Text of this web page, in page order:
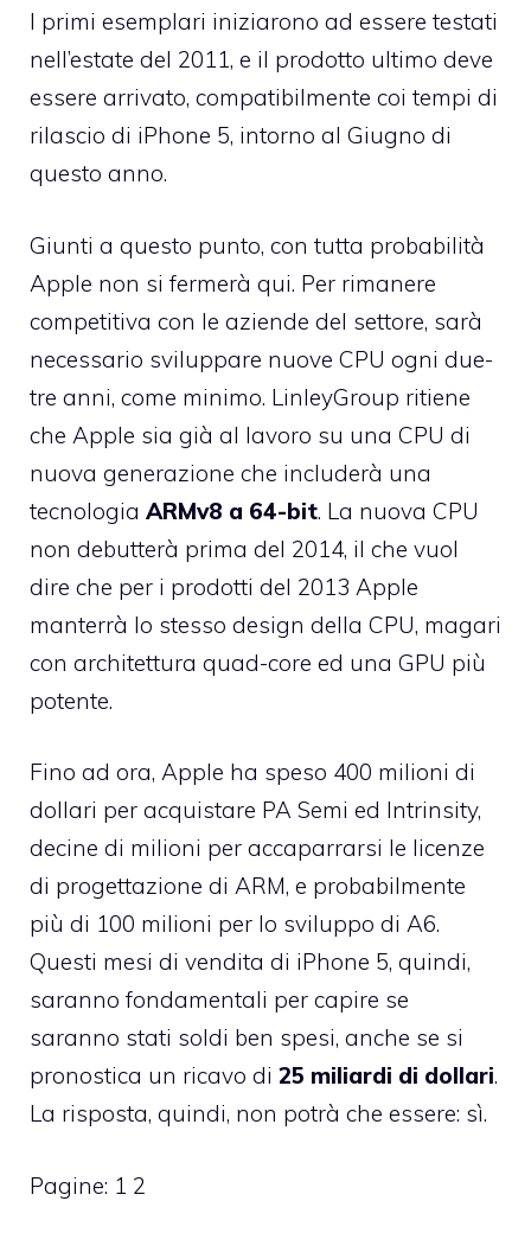
I primi esemplari iniziarono ad essere testati
nell’estate del 2011, e il prodotto ultimo deve
essere arrivato, compatibilmente coi tempi di
rilascio di iPhone 5, intorno al Giugno di
questo anno.
Giunti a questo punto, con tutta probabilità
Apple non si fermerà qui. Per rimanere
competitiva con le aziende del settore, sarà
necessario sviluppare nuove CPU ogni due-
tre anni, come minimo. LinleyGroup ritiene
che Apple sia già al lavoro su una CPU di
nuova generazione che includerà una
tecnologia ARMv8 a 64-bit. La nuova CPU
non debutterà prima del 2014, il che vuol
dire che per i prodotti del 2013 Apple
manterrà lo stesso design della CPU, magari
con architettura quad-core ed una GPU più
potente.
Fino ad ora, Apple ha speso 400 milioni di
dollari per acquistare PA Semi ed Intrinsity,
decine di milioni per accaparrarsi le licenze
di progettazione di ARM, e probabilmente
più di 100 milioni per lo sviluppo di A6.
Questi mesi di vendita di iPhone 5, quindi,
saranno fondamentali per capire se
saranno stati soldi ben spesi, anche se si
pronostica un ricavo di 25 miliardi di dollari.
La risposta, quindi, non potrà che essere: sì.
Pagine: 1 2